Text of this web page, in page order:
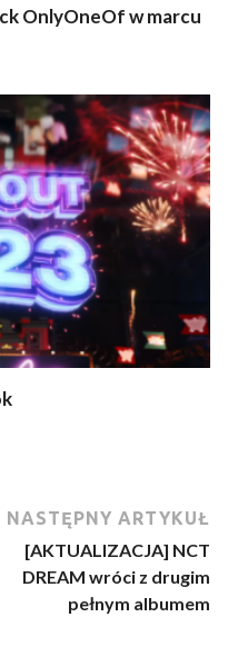
OnlyOneOf w marcu
NASTĘPNY ARTYKUŁ
[AKTUALIZACJA] NCT
DREAM wróci z drugim
pełnym albumem